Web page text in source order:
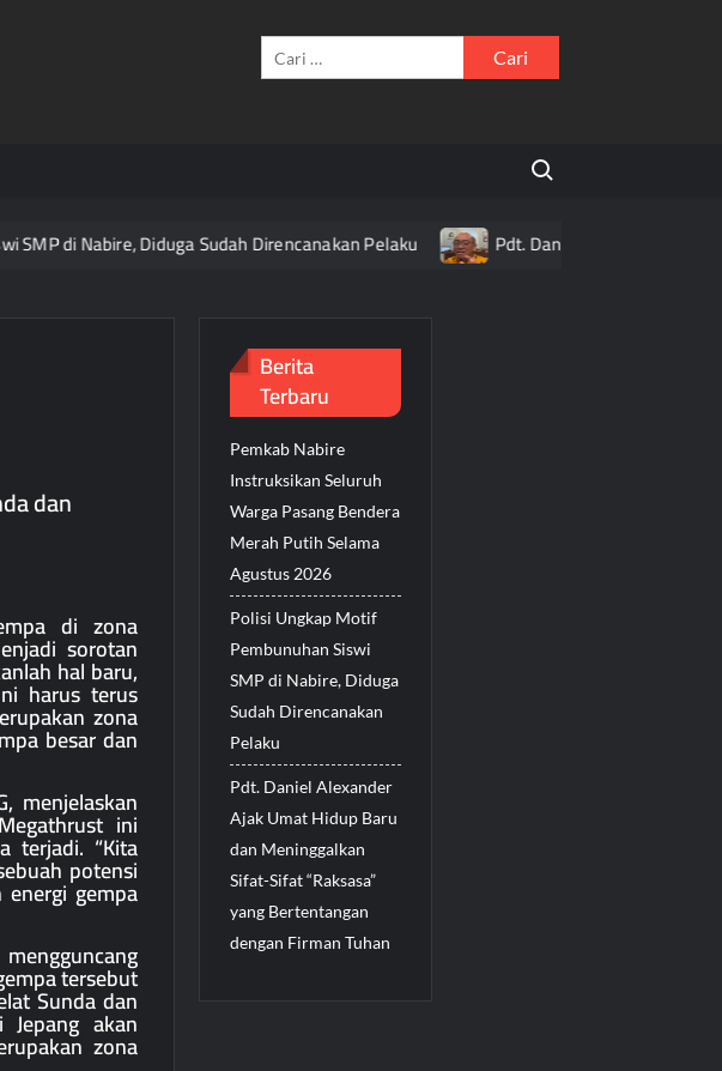
untuk:
Search for:
di Nabire, Diduga Sudah Direncanakan Pelaku Pdt. Daniel Alexander Ajak
dan
di zona
sorotan
hal baru,
harus terus
zona
besar dan
menjelaskan
ini
terjadi. “Kita
potensi
gempa
tersebut
Sunda dan
akan
zona
Berita
Terbaru
Pemkab Nabire
Instruksikan Seluruh
Warga Pasang Bendera
Merah Putih Selama
Agustus 2026
Polisi Ungkap Motif
Pembunuhan Siswi
SMP di Nabire, Diduga
Sudah Direncanakan
Pelaku
Pdt. Daniel Alexander
Ajak Umat Hidup Baru
dan Meninggalkan
Sifat-Sifat “Raksasa”
yang Bertentangan
dengan Firman Tuhan